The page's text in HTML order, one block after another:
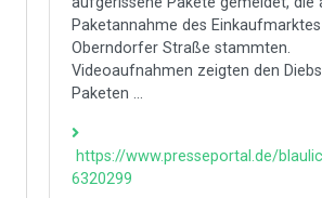
Paketannahme des
Oberndorfer Straße stammten.
Videoaufnahmen zeigten den
Paketen ...
https://www.presseportal.de/
6320299